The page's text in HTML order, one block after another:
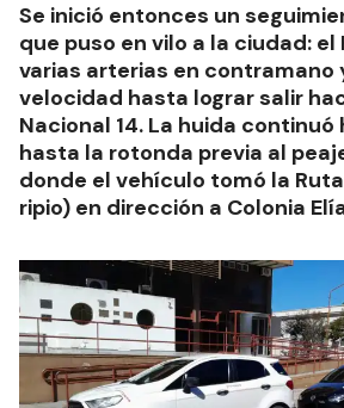
Se inició entonces un
que puso en vilo a la ciudad:
varias arterias en contramano
velocidad hasta lograr salir
Nacional 14. La huida continuó
hasta la rotonda previa al
donde el vehículo tomó la
ripio) en dirección a Colonia